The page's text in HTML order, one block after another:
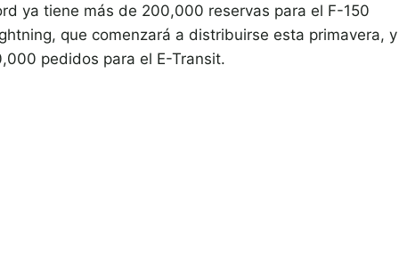
ya tiene más de 200,000 reservas para el F-150
que comenzará a distribuirse esta primavera, y
pedidos para el E-Transit.